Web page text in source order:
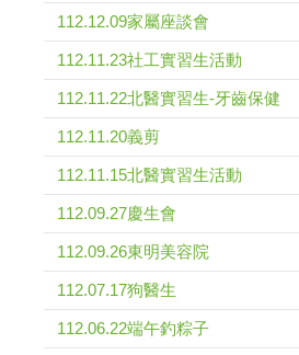
112.12.09家屬座談會
112.11.23社工實習生活動
112.11.22北醫實習生-牙齒保健
112.11.20義剪
112.11.15北醫實習生活動
112.09.27慶生會
112.09.26東明美容院
112.07.17狗醫生
112.06.22端午釣粽子